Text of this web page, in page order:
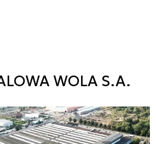
WOLA S.A.